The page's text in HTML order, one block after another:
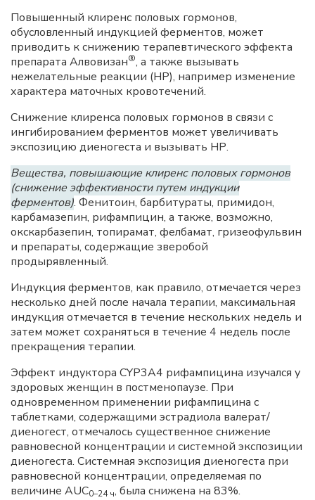
Повышенный клиренс половых гормонов,
обусловленный индукцией ферментов, может
приводить к снижению терапевтического эффекта
препарата Алвовизан®, а также вызывать
нежелательные реакции (НР), например изменение
характера маточных кровотечений.
Снижение клиренса половых гормонов в связи с
ингибированием ферментов может увеличивать
экспозицию диеногеста и вызывать НР.
Вещества, повышающие клиренс половых гормонов
(снижение эффективности путем индукции
ферментов). Фенитоин, барбитураты, примидон,
карбамазепин, рифампицин, а также, возможно,
окскарбазепин, топирамат, фелбамат, гризеофульвин
и препараты, содержащие зверобой
продырявленный.
Индукция ферментов, как правило, отмечается через
несколько дней после начала терапии, максимальная
индукция отмечается в течение нескольких недель и
затем может сохраняться в течение 4 недель после
прекращения терапии.
Эффект индуктора CYP3A4 рифампицина изучался у
здоровых женщин в постменопаузе. При
одновременном применении рифампицина с
таблетками, содержащими эстрадиола валерат/
диеногест, отмечалось существенное снижение
равновесной концентрации и системной экспозиции
диеногеста. Системная экспозиция диеногеста при
равновесной концентрации, определяемая по
величине AUC0–24 ч, была снижена на 83%.